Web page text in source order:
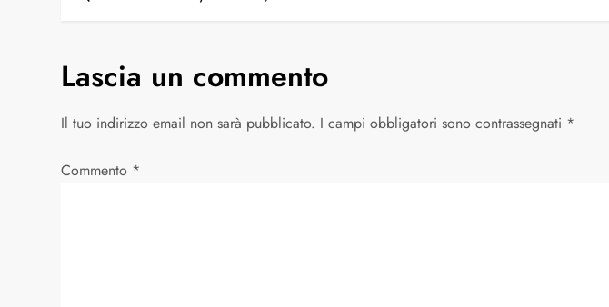
v
a
Lascia un commento
Il tuo indirizzo email non sarà pubblicato. I campi obbligatori sono contrassegnati *
Commento *